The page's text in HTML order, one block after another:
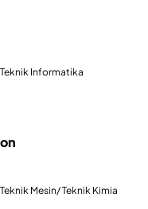
Informatika
Mesin/ Teknik Kimia